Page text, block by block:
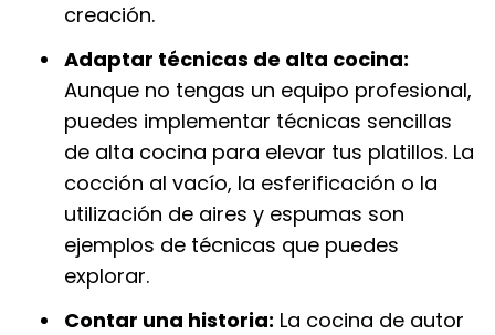
creación.
Adaptar técnicas de alta cocina:
Aunque no tengas un equipo profesional,
puedes implementar técnicas sencillas
de alta cocina para elevar tus platillos. La
cocción al vacío, la esferificación o la
utilización de aires y espumas son
ejemplos de técnicas que puedes
explorar.
Contar una historia: La cocina de autor